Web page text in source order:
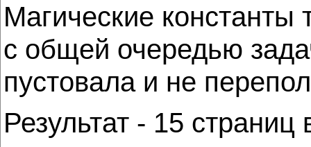
Магические
с общей очередью
пустовала и не
Результат - 15 страниц